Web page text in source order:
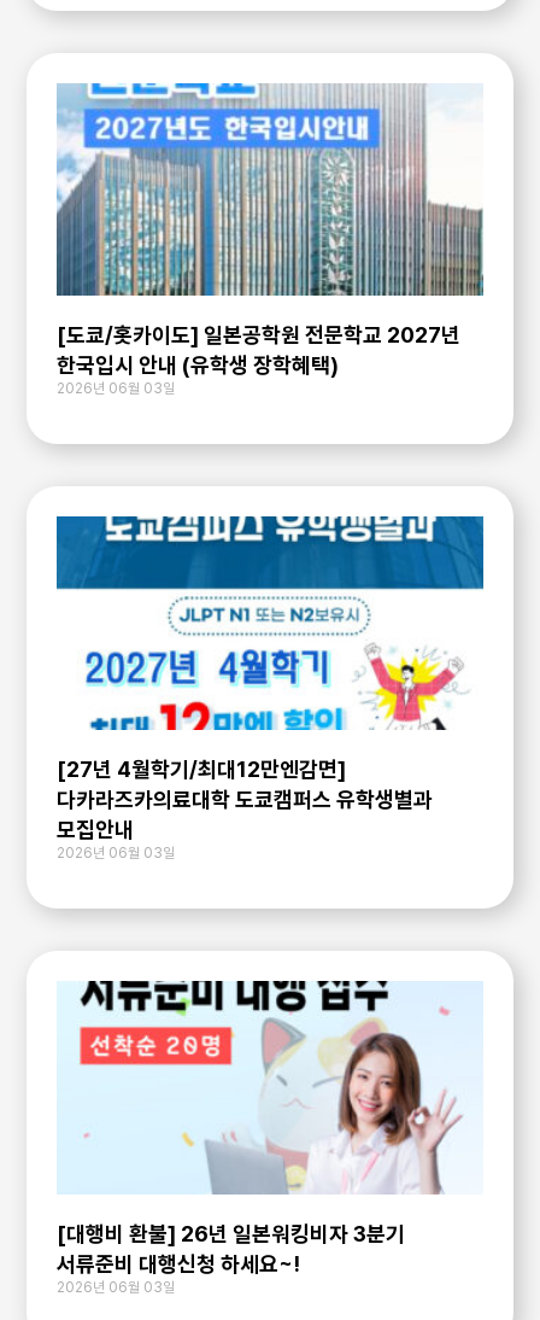
[도쿄/홋카이도] 일본공학원 전문학교 2027년
한국입시 안내 (유학생 장학혜택)
2026년 06월 03일
[27년 4월학기/최대12만엔감면]
다카라즈카의료대학 도쿄캠퍼스 유학생별과
모집안내
2026년 06월 03일
[대행비 환불] 26년 일본워킹비자 3분기
서류준비 대행신청 하세요~!
2026년 06월 03일